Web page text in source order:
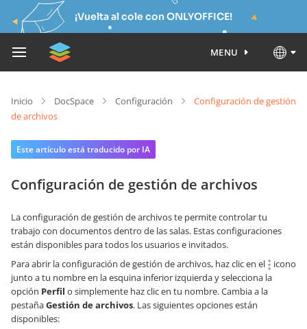
¡Vuelta al cole con ONLYOFFICE!
MENU
Inicio DocSpace Configuración
Configuración de gestión
de archivos
Este artículo está traducido por IA
Configuración de gestión de archivos
La configuración de gestión de archivos te permite controlar tu
trabajo con documentos dentro de las salas. Estas configuraciones
están disponibles para todos los usuarios e invitados.
Para abrir la configuración de gestión de archivos, haz clic en el
icono
junto a tu nombre en la esquina inferior izquierda y selecciona la
opción Perfil o simplemente haz clic en tu nombre. Cambia a la
pestañaGestión de archivos. Las siguientes opciones están
disponibles: